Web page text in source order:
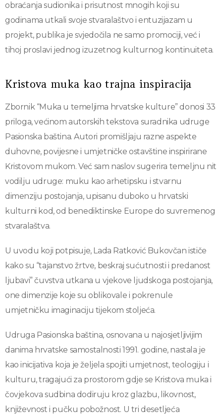
obraćanja sudionika i prisutnost mnogih koji su
godinama utkali svoje stvaralaštvo i entuzijazam u
projekt, publika je svjedočila ne samo promociji, već i
tihoj proslavi jednog izuzetnog kulturnog kontinuiteta.
Kristova muka kao trajna inspiracija
Zbornik “Muka u temeljima hrvatske kulture” donosi 33
priloga, većinom autorskih tekstova suradnika udruge
Pasionska baština. Autori promišljaju razne aspekte
duhovne, povijesne i umjetničke ostavštine inspirirane
Kristovom mukom. Već sam naslov sugerira temeljnu nit
vodilju udruge: muku kao arhetipsku i stvarnu
dimenziju postojanja, upisanu duboko u hrvatski
kulturni kod, od benediktinske Europe do suvremenog
stvaralaštva.
U uvodu koji potpisuje, Lada Ratković Bukovčan ističe
kako su “tajanstvo žrtve, beskraj sućutnosti i predanost
ljubavi” čuvstva utkana u vjekove ljudskoga postojanja,
one dimenzije koje su oblikovale i pokrenule
umjetničku imaginaciju tijekom stoljeća.
Udruga Pasionska baština, osnovana u najosjetljivijim
danima hrvatske samostalnosti 1991. godine, nastala je
kao inicijativa koja je željela spojiti umjetnost, teologiju i
kulturu, tragajući za prostorom gdje se Kristova muka i
čovjekova sudbina dodiruju kroz glazbu, likovnost,
književnost i pučku pobožnost. U tri desetljeća